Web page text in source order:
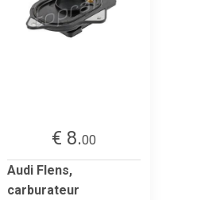
€ 8.00
Audi Flens,
carburateur